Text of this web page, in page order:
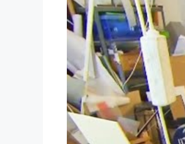
Dieses Video auf